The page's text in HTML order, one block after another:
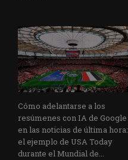
Cómo adelantarse a los
resúmenes con IA de Google
en las noticias de última hora:
el ejemplo de USA Today
durante el Mundial de...